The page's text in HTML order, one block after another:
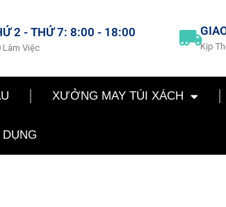
2 - THỨ 7: 8:00 - 18:00
Làm Việc Kịp
XƯỞNG MAY TÚI XÁCH